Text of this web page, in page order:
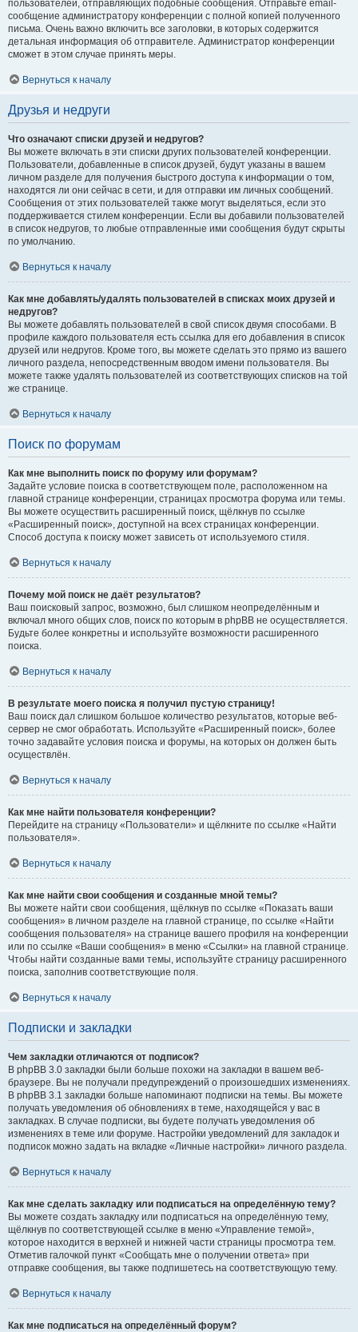
пользователей, отправляющих подобные сообщения. Отправьте email-
сообщение администратору конференции с полной копией полученного
письма. Очень важно включить все заголовки, в которых содержится
детальная информация об отправителе. Администратор конференции
сможет в этом случае принять меры.
Вернуться к началу
Друзья и недруги
Что означают списки друзей и недругов?
Вы можете включать в эти списки других пользователей конференции.
Пользователи, добавленные в список друзей, будут указаны в вашем
личном разделе для получения быстрого доступа к информации о том,
находятся ли они сейчас в сети, и для отправки им личных сообщений.
Сообщения от этих пользователей также могут выделяться, если это
поддерживается стилем конференции. Если вы добавили пользователей
в список недругов, то любые отправленные ими сообщения будут скрыты
по умолчанию.
Вернуться к началу
Как мне добавлять/удалять пользователей в списках моих друзей и
недругов?
Вы можете добавлять пользователей в свой список двумя способами. В
профиле каждого пользователя есть ссылка для его добавления в список
друзей или недругов. Кроме того, вы можете сделать это прямо из вашего
личного раздела, непосредственным вводом имени пользователя. Вы
можете также удалять пользователей из соответствующих списков на той
же странице.
Вернуться к началу
Поиск по форумам
Как мне выполнить поиск по форуму или форумам?
Задайте условие поиска в соответствующем поле, расположенном на
главной странице конференции, страницах просмотра форума или темы.
Вы можете осуществить расширенный поиск, щёлкнув по ссылке
«Расширенный поиск», доступной на всех страницах конференции.
Способ доступа к поиску может зависеть от используемого стиля.
Вернуться к началу
Почему мой поиск не даёт результатов?
Ваш поисковый запрос, возможно, был слишком неопределённым и
включал много общих слов, поиск по которым в phpBB не осуществляется.
Будьте более конкретны и используйте возможности расширенного
поиска.
Вернуться к началу
В результате моего поиска я получил пустую страницу!
Ваш поиск дал слишком большое количество результатов, которые веб-
сервер не смог обработать. Используйте «Расширенный поиск», более
точно задавайте условия поиска и форумы, на которых он должен быть
осуществлён.
Вернуться к началу
Как мне найти пользователя конференции?
Перейдите на страницу «Пользователи» и щёлкните по ссылке «Найти
пользователя».
Вернуться к началу
Как мне найти свои сообщения и созданные мной темы?
Вы можете найти свои сообщения, щёлкнув по ссылке «Показать ваши
сообщения» в личном разделе на главной странице, по ссылке «Найти
сообщения пользователя» на странице вашего профиля на конференции
или по ссылке «Ваши сообщения» в меню «Ссылки» на главной странице.
Чтобы найти созданные вами темы, используйте страницу расширенного
поиска, заполнив соответствующие поля.
Вернуться к началу
Подписки и закладки
Чем закладки отличаются от подписок?
В phpBB 3.0 закладки были больше похожи на закладки в вашем веб-
браузере. Вы не получали предупреждений о произошедших изменениях.
В phpBB 3.1 закладки больше напоминают подписки на темы. Вы можете
получать уведомления об обновлениях в теме, находящейся у вас в
закладках. В случае подписки, вы будете получать уведомления об
изменениях в теме или форуме. Настройки уведомлений для закладок и
подписок можно задать на вкладке «Личные настройки» личного раздела.
Вернуться к началу
Как мне сделать закладку или подписаться на определённую тему?
Вы можете создать закладку или подписаться на определённую тему,
щёлкнув по соответствующей ссылке в меню «Управление темой»,
которое находится в верхней и нижней части страницы просмотра тем.
Отметив галочкой пункт «Сообщать мне о получении ответа» при
отправке сообщения, вы также подпишетесь на соответствующую тему.
Вернуться к началу
Как мне подписаться на определённый форум?